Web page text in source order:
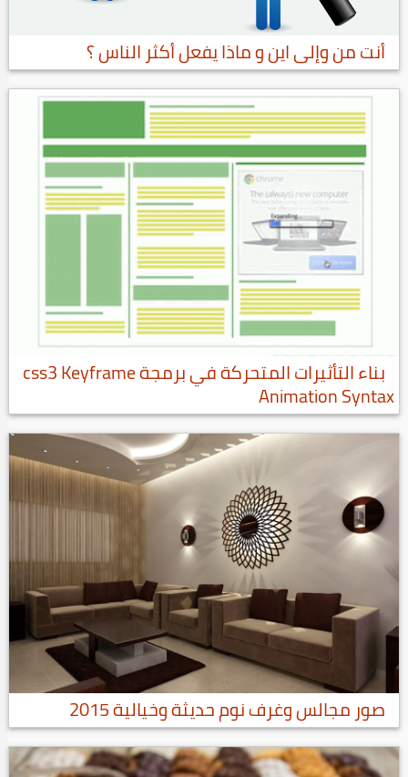
أنت من وإلى اين و ماذا يفعل أكثر الناس ؟
بناء التأثيرات المتحركة في برمجة css3 Keyframe
Animation Syntax
صور مجالس وغرف نوم حديثة وخيالية 2015